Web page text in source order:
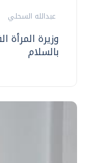
عبدالله السحلي
وزيرة المرأة
بالسلام